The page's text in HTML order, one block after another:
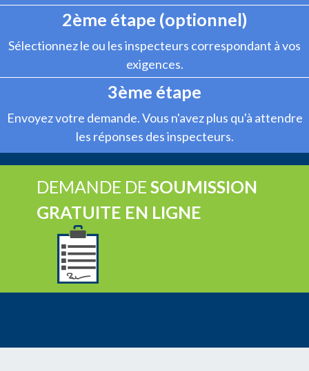
2ème étape (optionnel)
Sélectionnez le ou les inspecteurs correspondant à vos
exigences.
3ème étape
Envoyez votre demande. Vous n'avez plus qu'à attendre
les réponses des inspecteurs.
DEMANDE DE SOUMISSION
GRATUITE EN LIGNE